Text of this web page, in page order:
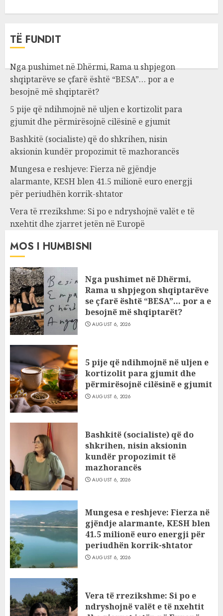
TË FUNDIT
Nga pushimet në Dhërmi, Rama u shpjegon
shqiptarëve se çfarë është “BESA”… por a e
besojnë më shqiptarët?
5 pije që ndihmojnë në uljen e kortizolit para
gjumit dhe përmirësojnë cilësinë e gjumit
Bashkitë (socialiste) që do shkrihen, nisin
aksionin kundër propozimit të mazhorancës
Mungesa e reshjeve: Fierza në gjëndje
alarmante, KESH blen 41.5 milionë euro energji
për periudhën korrik-shtator
Vera të rrezikshme: Si po e ndryshojnë valët e të
nxehtit dhe zjarret jetën në Europë
MOS I HUMBISNI
Nga pushimet në Dhërmi,
Rama u shpjegon shqiptarëve
se çfarë është “BESA”… por a e
besojnë më shqiptarët?
AUGUST 6, 2026
5 pije që ndihmojnë në uljen e
kortizolit para gjumit dhe
përmirësojnë cilësinë e gjumit
AUGUST 6, 2026
Bashkitë (socialiste) që do
shkrihen, nisin aksionin
kundër propozimit të
mazhorancës
AUGUST 6, 2026
Mungesa e reshjeve: Fierza në
gjëndje alarmante, KESH blen
41.5 milionë euro energji për
periudhën korrik-shtator
AUGUST 6, 2026
Vera të rrezikshme: Si po e
ndryshojnë valët e të nxehtit